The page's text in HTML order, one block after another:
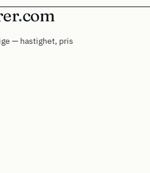
.com
— hastighet, pris